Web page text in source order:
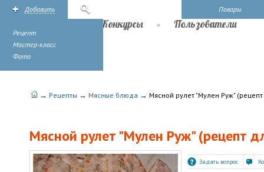
Повары
Добавить
Рецепт
Мастер-класс
Фото
Конкурсы Пользователи
→ Рецепты → Мясные блюда → Мясной рулет "Мулен Руж"
Мясной рулет "Мулен Руж" (рецепт
Задать вопрос